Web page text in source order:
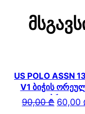
US POLO ASSN
V1 ბიჭის
კაპრით
90,00₾ Original
60,00
Current